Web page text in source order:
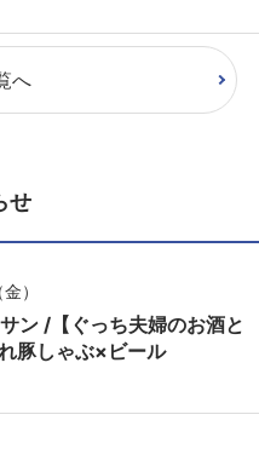
へ
せ
）
ン /【ぐっち夫婦のお酒と
豚しゃぶ×ビール